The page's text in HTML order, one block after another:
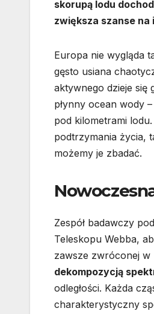
skorupą lodu
zwiększa szanse
Europa nie wygląda
gęsto usiana
aktywnego dzieje się
płynny ocean wody
pod kilometrami
podtrzymania życia,
możemy je zbadać.
Zespół badawczy
Teleskopu Webba,
zawsze zwróconej w
dekompozycją
odległości. Każda
charakterystyczny